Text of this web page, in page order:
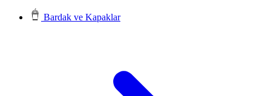
Bardak ve Kapaklar